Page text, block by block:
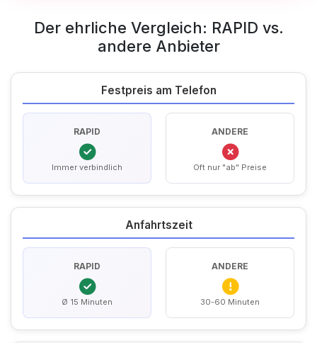
Der ehrliche Vergleich: RAPID vs.
andere Anbieter
Festpreis am Telefon
RAPID
Immer verbindlich
ANDERE
Oft nur "ab" Preise
Anfahrtszeit
RAPID
Ø 15 Minuten
ANDERE
30-60 Minuten